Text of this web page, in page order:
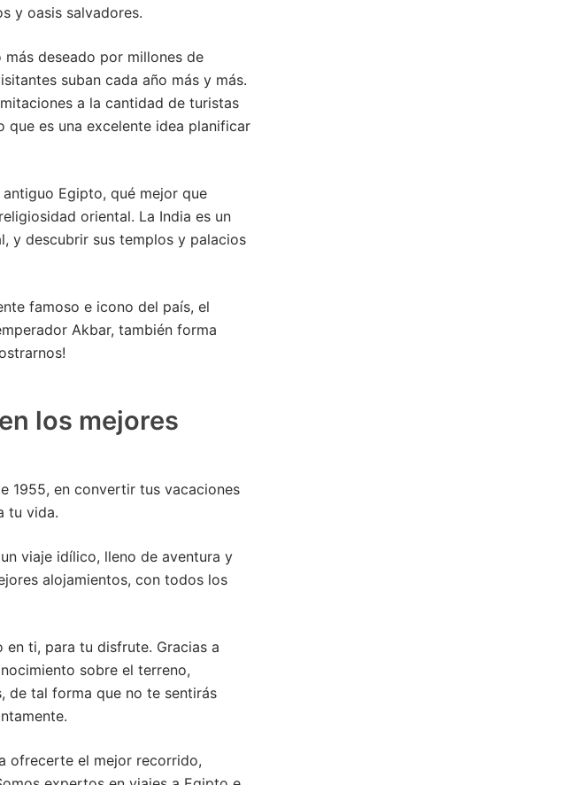
y oasis salvadores.
deseado por millones de
suban cada año más y más.
a la cantidad de turistas
es una excelente idea planificar
Egipto, qué mejor que
oriental. La India es un
y descubrir sus templos y palacios
famoso e icono del país, el
Akbar, también forma
los mejores
1955, en convertir tus vacaciones
tu vida.
viaje idílico, lleno de aventura y
alojamientos, con todos los
en ti, para tu disfrute. Gracias a
sobre el terreno,
de tal forma que no te sentirás
ofrecerte el mejor recorrido,